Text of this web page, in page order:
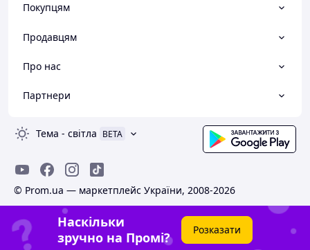
Покупцям
Продавцям
Про нас
Партнери
Тема - світла BETA
© Prom.ua — маркетплейс України, 2008-2026
Наскільки
зручно на Промі?
Розказати